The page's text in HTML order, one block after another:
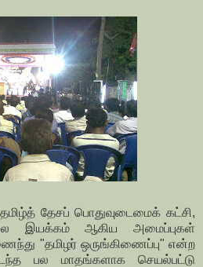
தமிழ்த் தேசப் பொதுவுடைமைக் கட்சி,
இயக்கம் ஆகிய அமைப்புகள்
"தமிழர் ஒருங்கிணைப்பு" என்ற
பல மாதங்களாக செயல்பட்டு